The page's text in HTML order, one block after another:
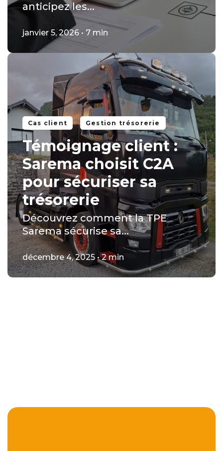
anticipez les...
janvier 5, 2026 • 7 min
Cas client Gestion trésorerie
Témoignage client :
Sarema choisit C2A
pour sécuriser sa
trésorerie
Découvrez comment la TPE
Sarema sécurise sa...
décembre 4, 2025 • 2 min